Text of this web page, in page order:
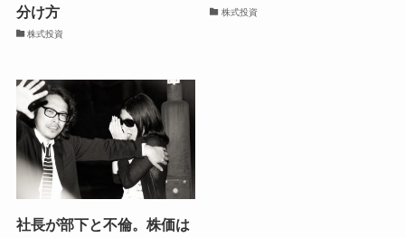
分け方
株式投資
株式投資
社長が部下と不倫。株価は